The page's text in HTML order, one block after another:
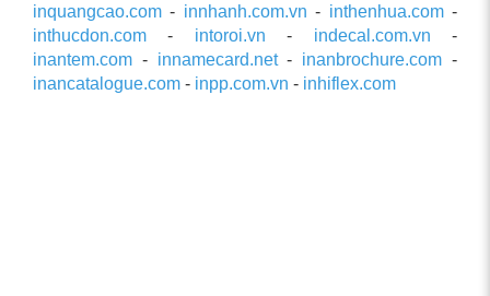
inquangcao.com - innhanh.com.vn - inthenhua.com-
inthucdon.com - intoroi.vn - indecal.com.vn -
inantem.com - innamecard.net- inanbrochure.com -
inancatalogue.com - inpp.com.vn - inhiflex.com